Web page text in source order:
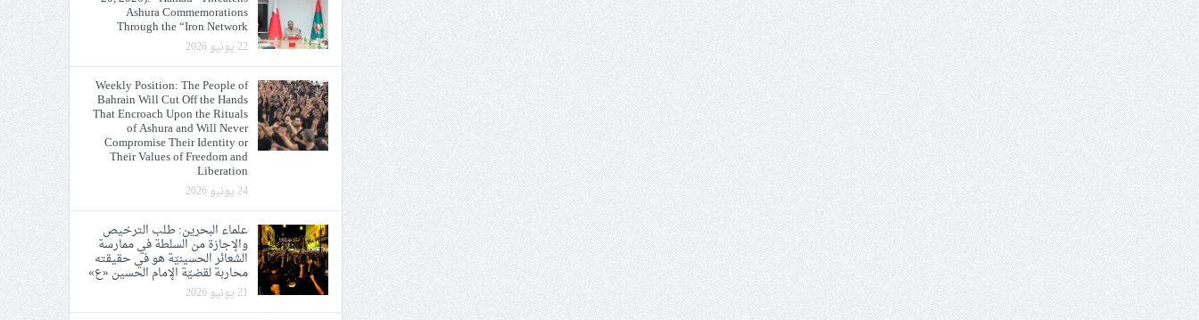
Ashura Commemorations
Through the “Iron Network
22 يونيو 2026
Weekly Position: The People of
Bahrain Will Cut Off the Hands
That Encroach Upon the Rituals
of Ashura and Will Never
Compromise Their Identity or
Their Values of Freedom and
Liberation
24 يونيو 2026
علماء البحرين: طلب الترخيص
والإجازة من السلطة في ممارسة
الشعائر الحسينيّة هو في حقيقته
محاربة لقضيّة الإمام الحسين «ع»
21 يونيو 2026